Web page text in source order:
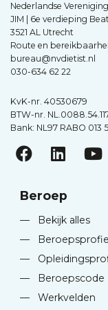
Nederlandse
JIM | 6e verdieping
3521 AL Utrecht
Route en
bureau@nvdietist.nl
030-634 62 22
KvK-nr. 40530679
BTW-nr.
Bank: NL97 RABO 013
Beroep
—
Bekijk alles
—
Beroepsprofiel
—
—
Beroepscode
—
Werkvelden